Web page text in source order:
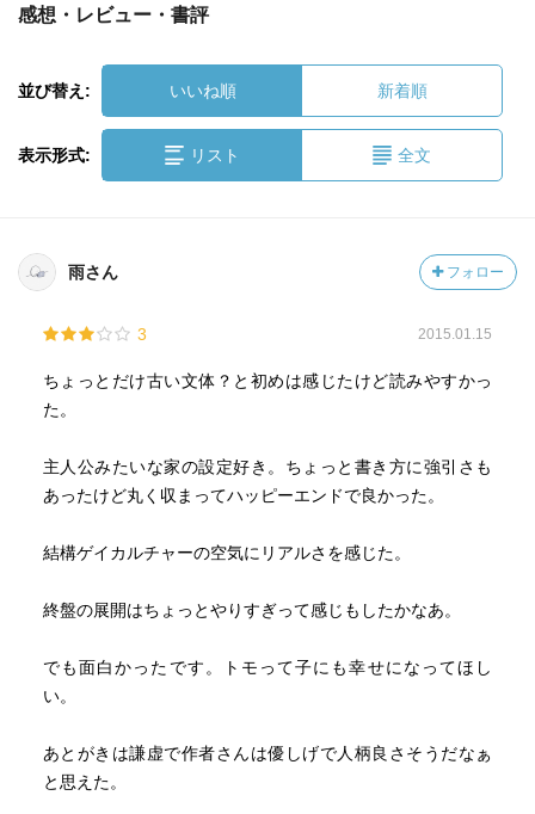
感想・レビュー・書評
並び替え: いいね順 新着順
表示形式: リスト 全文
雨さん フォロー
3 2015.01.15
ちょっとだけ古い文体？と初めは感じたけど読みやすかっ
た。
主人公みたいな家の設定好き。ちょっと書き方に強引さも
あったけど丸く収まってハッピーエンドで良かった。
結構ゲイカルチャーの空気にリアルさを感じた。
終盤の展開はちょっとやりすぎって感じもしたかなあ。
でも面白かったです。トモって子にも幸せになってほし
い。
あとがきは謙虚で作者さんは優しげで人柄良さそうだなぁ
と思えた。